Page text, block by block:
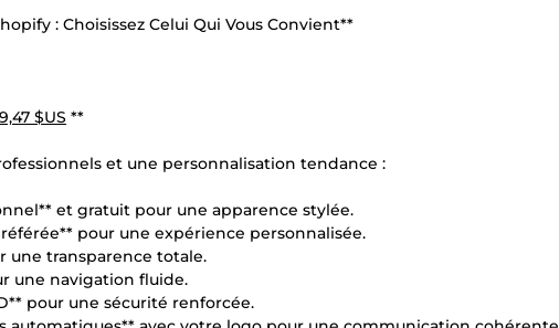
: Choisissez Celui Qui Vous Convient**
$US **
et une personnalisation tendance :
et gratuit pour une apparence stylée.
pour une expérience personnalisée.
une transparence totale.
une navigation fluide.
pour une sécurité renforcée.